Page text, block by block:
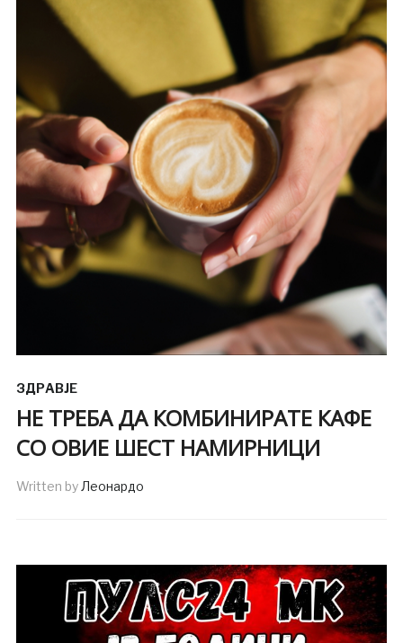
ЗДРАВЈЕ
НЕ ТРЕБА ДА КОМБИНИРАТЕ КАФЕ
СО ОВИЕ ШЕСТ НАМИРНИЦИ
Written byЛеонардо